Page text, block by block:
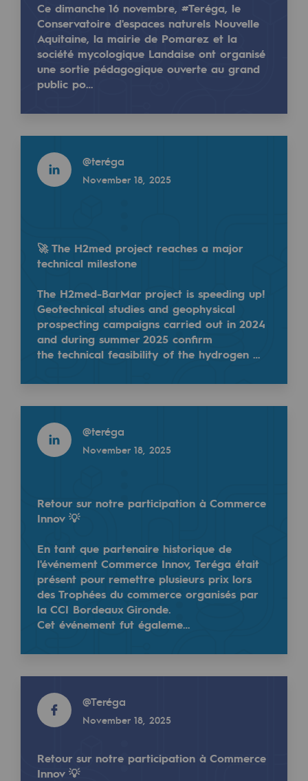
Committed actor
Committed actor
CSR ambition
BE POSITIF, the environmental
Decarbonization: a priority
Biodiversity preservation
Impact management
Social and regional responsibility
Social and regional responsibility
Energiz Mouv
Teréga's social and regional program
Commitments to the territories
Social
Social
Investing in skills
Inclusion
Quality of life and work conditions
Safety
PARI 2035, the safety program
"Vies de Femmes : Positive génération" continue
"Je reste persuadée que c'est en période de
Read more
@teréga
Teréga, engagé dans la réduction de son impact
Read more
@teréga
Teréga, engagé dans la réduction de son impact
Read more
@Teréga
Ce dimanche 16 novembre, #Teréga, le
Conservatoire d'espaces naturels Nouvelle
Aquitaine, la mairie de Pomarez et la
société mycologique Landaise ont organisé
une sortie pédagogique ouverte au grand
public po…
@teréga
November 18, 2025
🚀 The H2med project reaches a major
technical milestone
The H2med-BarMar project is speeding up!
Geotechnical studies and geophysical
prospecting campaigns carried out in 2024
and during summer 2025 confirm
the technical feasibility of the hydrogen …
@teréga
November 18, 2025
Retour sur notre participation à Commerce
Innov 💡
En tant que partenaire historique de
l'événement Commerce Innov, Teréga était
présent pour remettre plusieurs prix lors
des Trophées du commerce organisés par
la CCI Bordeaux Gironde.
Cet événement fut égaleme…
@Teréga
November 18, 2025
Retour sur notre participation à Commerce
Innov 💡